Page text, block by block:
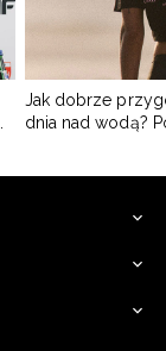
Jak dobrze
dnia nad wodą?